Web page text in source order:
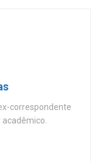
correspondente